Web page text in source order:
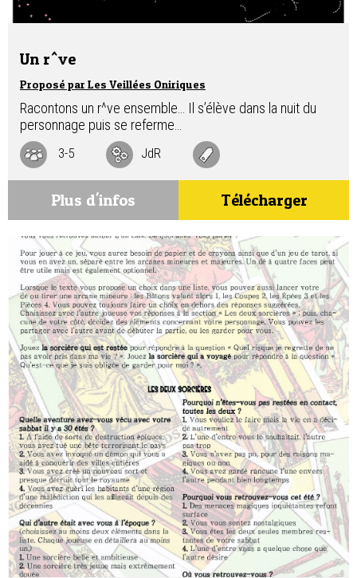
Un r^ve
Proposé par Les Veillées Oniriques
Racontons un r^ve ensemble… Il s’élève dans la nuit du
personnage puis se referme…
3-5 JdR
Plus d'infos Télécharger